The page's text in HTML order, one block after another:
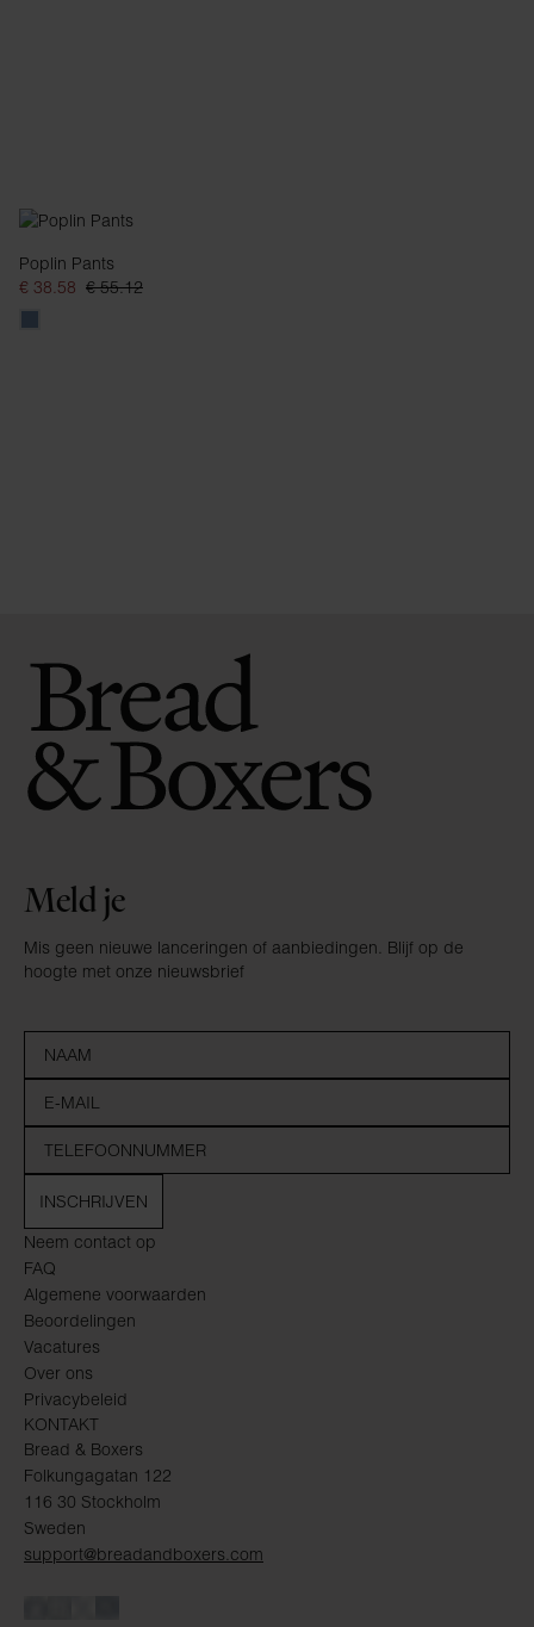
Poplin Pants
€ 38.58 € 55.12
Neem contact op
FAQ
Algemene voorwaarden
Beoordelingen
Vacatures
Over ons
Privacybeleid
KONTAKT
Bread & Boxers
Folkungagatan 122
116 30 Stockholm
Sweden
support@breadandboxers.com
Meld je
Mis geen nieuwe lanceringen of aanbiedingen. Blijf op de
hoogte met onze nieuwsbrief
INSCHRIJVEN